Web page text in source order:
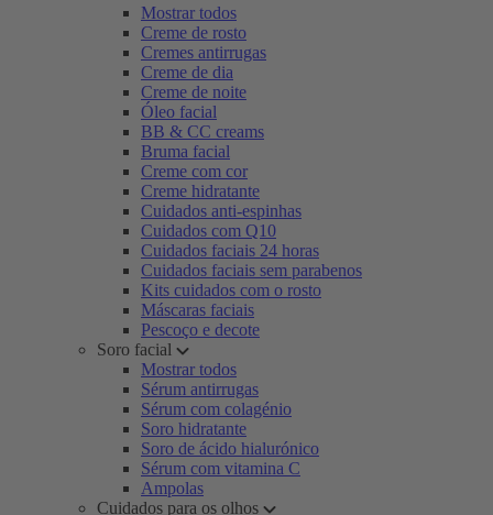
Mostrar todos
Creme de rosto
Cremes antirrugas
Creme de dia
Creme de noite
Óleo facial
BB & CC creams
Bruma facial
Creme com cor
Creme hidratante
Cuidados anti-espinhas
Cuidados com Q10
Cuidados faciais 24 horas
Cuidados faciais sem parabenos
Kits cuidados com o rosto
Máscaras faciais
Pescoço e decote
Soro facial
Mostrar todos
Sérum antirrugas
Sérum com colagénio
Soro hidratante
Soro de ácido hialurónico
Sérum com vitamina C
Ampolas
Cuidados para os olhos